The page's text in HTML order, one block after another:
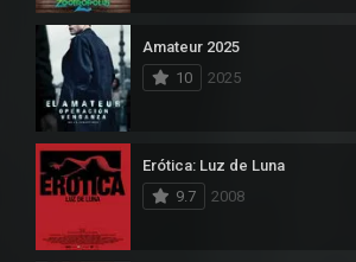
Amateur 2025
10
2025
Erótica: Luz de Luna
9.7
2008